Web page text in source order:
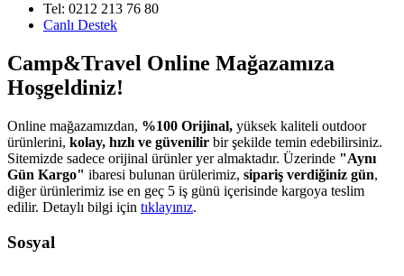
Tel: 0212 213 76 80
Canlı Destek
Camp&Travel Online Mağazamıza
Hoşgeldiniz!
Online mağazamızdan, %100 Orijinal, yüksek kaliteli outdoor
ürünlerini, kolay, hızlı ve güvenilir bir şekilde temin edebilirsiniz.
Sitemizde sadece orijinal ürünler yer almaktadır. Üzerinde "Aynı
Gün Kargo" ibaresi bulunan ürülerimiz, sipariş verdiğiniz gün,
diğer ürünlerimiz ise en geç 5 iş günü içerisinde kargoya teslim
edilir. Detaylı bilgi için tıklayınız.
Sosyal